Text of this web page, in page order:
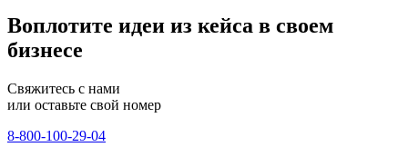
Воплотите идеи из кейса в своем
бизнесе
Свяжитесь с нами
или оставьте свой номер
8-800-100-29-04